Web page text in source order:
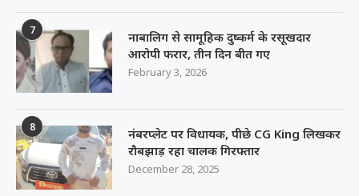
7
नाबालिग से सामूहिक दुष्कर्म के रसूखदार
आरोपी फरार, तीन दिन बीत गए
February 3, 2026
8
नंबरप्लेट पर विधायक, पीछे CG King लिखकर
रौबझाड़ रहा चालक गिरफ्तार
December 28, 2025